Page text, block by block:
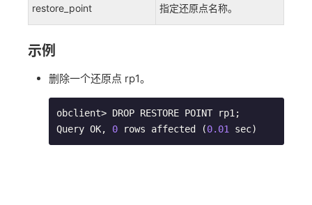
restore_point 指定还原点名称。
示例
删除一个还原点 rp1。
obclient> DROP RESTORE POINT rp1;
Query OK, 0 rows affected (0.01 sec)